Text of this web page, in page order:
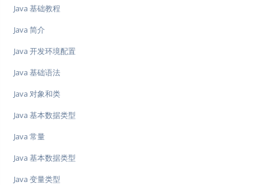
Java 基础教程
Java 简介
Java 开发环境配置
Java 基础语法
Java 对象和类
Java 基本数据类型
Java 常量
Java 基本数据类型
Java 变量类型